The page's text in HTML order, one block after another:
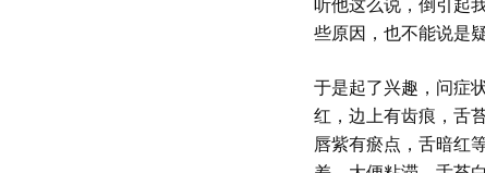
些原因，也不能说是
于是起了兴趣，问症
红，边上有齿痕，舌
唇紫有瘀点，舌暗红